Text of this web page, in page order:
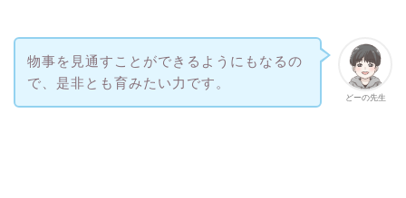
どーの先生
物事を見通すことができるようにもなるの
で、是非とも育みたい力です。